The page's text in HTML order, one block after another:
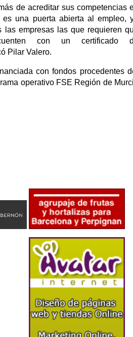
de acreditar sus competencias
es una puerta abierta al empleo,
las empresas las que requieren
con un certificado
Pilar Valero.
con fondos procedentes
operativo FSE Región de